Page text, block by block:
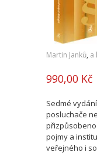
Martin Janků, a
990,00 Kč
Sedmé
posluchače
pojmy a
veřejného i